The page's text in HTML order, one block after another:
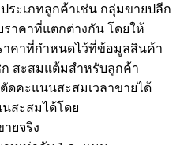
ระเภทลูกค้าเช่น กลุ่มขายปลีก
าคาที่แตกต่างกัน โดยให้
าคาที่กำหนดไว้ที่ข้อมูลสินค้า
สะสมแต้มสำหรับลูกค้า
ดคะแนนสะสมเวลาขายได้
สะสมได้โดย
ยจริง